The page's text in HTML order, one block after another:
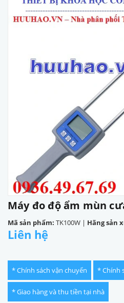
Máy đo độ ẩm mùn
Mã sản phẩm: TK100W | Hãng sản
Liên hệ
* Chính sách vận chuyển * Chính
* Giao hàng và thu tiền tại nhà